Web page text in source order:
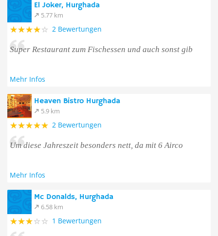
El Joker, Hurghada
5.77 km
2 Bewertungen
Super Restaurant zum Fischessen und auch sonst gib
Mehr Infos
Heaven Bistro Hurghada
5.9 km
2 Bewertungen
Um diese Jahreszeit besonders nett, da mit 6 Airco
Mehr Infos
Mc Donalds, Hurghada
6.58 km
1 Bewertungen